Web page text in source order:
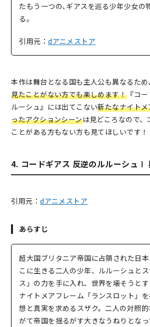
たもう一つの､ギアスを巡る少年少女の
る｡
引用元：dアニメストア
本作は舞台となる国も主人公も異なるため、
見たことがない方でも楽しめます！ 『コ
ルーシュ』には出てこない新たなナイトメ
ったアクションシーンは見どころなので、
ことがある方もない方も見てほしいです！
4. コードギアス 反逆のルルーシュⅠ
引用元：dアニメストア
あらすじ
超大国ブリタニア帝国に占領された日
こに生きる二人の少年、ルルーシュと
ス」の力を手に入れ、世界を壊そうとす
ナイトメアフレーム「ランスロット」
想と真実を求めるスザク。二人の対照
がて帝国を揺るがす大きなうねりとな